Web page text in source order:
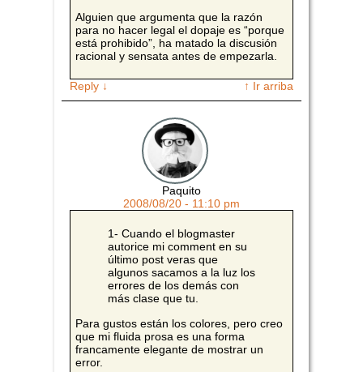
Alguien que argumenta que la razón
para no hacer legal el dopaje es “porque
está prohibido”, ha matado la discusión
racional y sensata antes de empezarla.
Reply ↓ ↑ Ir arriba
Paquito
2008/08/20 - 11:10 pm
1- Cuando el blogmaster
autorice mi comment en su
último post veras que
algunos sacamos a la luz los
errores de los demás con
más clase que tu.
Para gustos están los colores, pero creo
que mi fluida prosa es una forma
francamente elegante de mostrar un
error.